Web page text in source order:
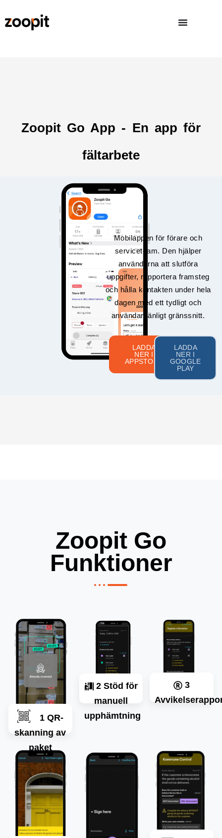
Zoopit Go App - En app för
fältarbete
Mobilappen för förare och
serviceteam. Den hjälper
användarna att slutföra
uppgifter, rapportera framsteg
och hålla kontakten under hela
dagen med ett tydligt och
användarvänligt gränssnitt.
LADDA
NER I
APPSTORE
LADDA
NER I
GOOGLE
PLAY
Zoopit Go
Funktioner
1 QR-
skanning av
paket
2 Stöd för
manuell
upphämtning
3